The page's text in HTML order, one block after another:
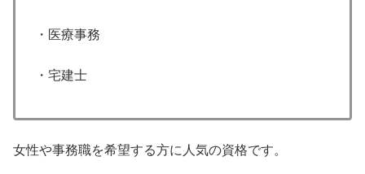
・医療事務
・宅建士
女性や事務職を希望する方に人気の資格です。